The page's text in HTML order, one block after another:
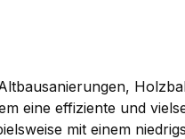
eine effiziente und
mit einem